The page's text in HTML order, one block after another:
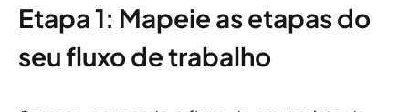
Etapa 1: Mapeie as etapas do
seu fluxo de trabalho